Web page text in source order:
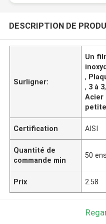
DESCRIPTION DE
Surligner:
Un
,
, 3 à 3,
Acier
Certification AISI
Quantité de
commande min
50
Prix 2.58